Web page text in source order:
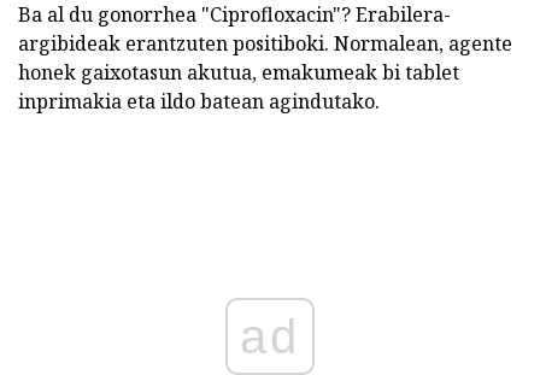
Ba al du gonorrhea "Ciprofloxacin"? Erabilera-
argibideak erantzuten positiboki. Normalean, agente
honek gaixotasun akutua, emakumeak bi tablet
inprimakia eta ildo batean agindutako.
ad